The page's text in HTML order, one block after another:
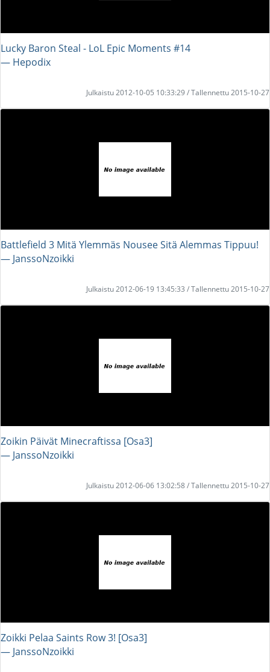
Lucky Baron Steal - LoL Epic Moments #14
― Hepodix
Julkaistu 2012-10-05 10:33:29 / Tallennettu 2015-10-27
Battlefield 3 Mitä Ylemmäs Nousee Sitä Alemmas Tippuu!
― JanssoNzoikki
Julkaistu 2012-06-19 13:45:33 / Tallennettu 2015-10-27
Zoikin Päivät Minecraftissa [Osa3]
― JanssoNzoikki
Julkaistu 2012-06-06 13:02:58 / Tallennettu 2015-10-27
Zoikki Pelaa Saints Row 3! [Osa3]
― JanssoNzoikki